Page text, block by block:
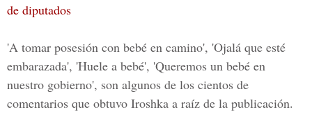
de diputados
'A tomar posesión con bebé en camino', 'Ojalá que esté
embarazada', 'Huele a bebé', 'Queremos un bebé en
nuestro gobierno', son algunos de los cientos de
comentarios que obtuvo Iroshka a raíz de la publicación.